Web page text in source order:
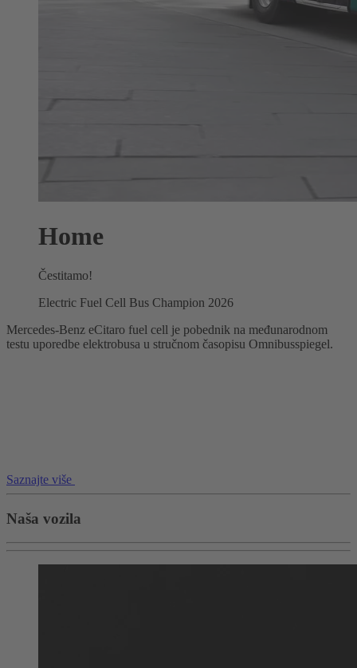
Home
Čestitamo!
Electric Fuel Cell Bus Champion 2026
Mercedes-Benz eCitaro fuel cell je pobednik na međunarodnom
testu uporedbe elektrobusa u stručnom časopisu Omnibusspiegel.
Saznajte više
Naša vozila